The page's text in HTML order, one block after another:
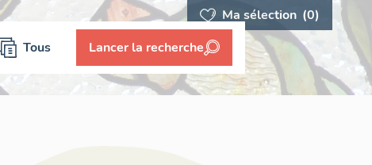
Ma sélection (0)
Tous Lancer la recherche